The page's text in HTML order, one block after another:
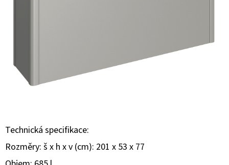
Technická specifikace:
Rozměry: š x h x v (cm): 201 x 53 x 77
N
S
Ť
?